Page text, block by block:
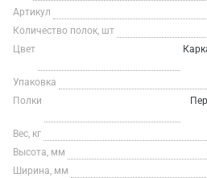
Артикул
Количество полок, шт
Цвет
Упаковка
Полки
Вес, кг
Высота, мм
Ширина, мм